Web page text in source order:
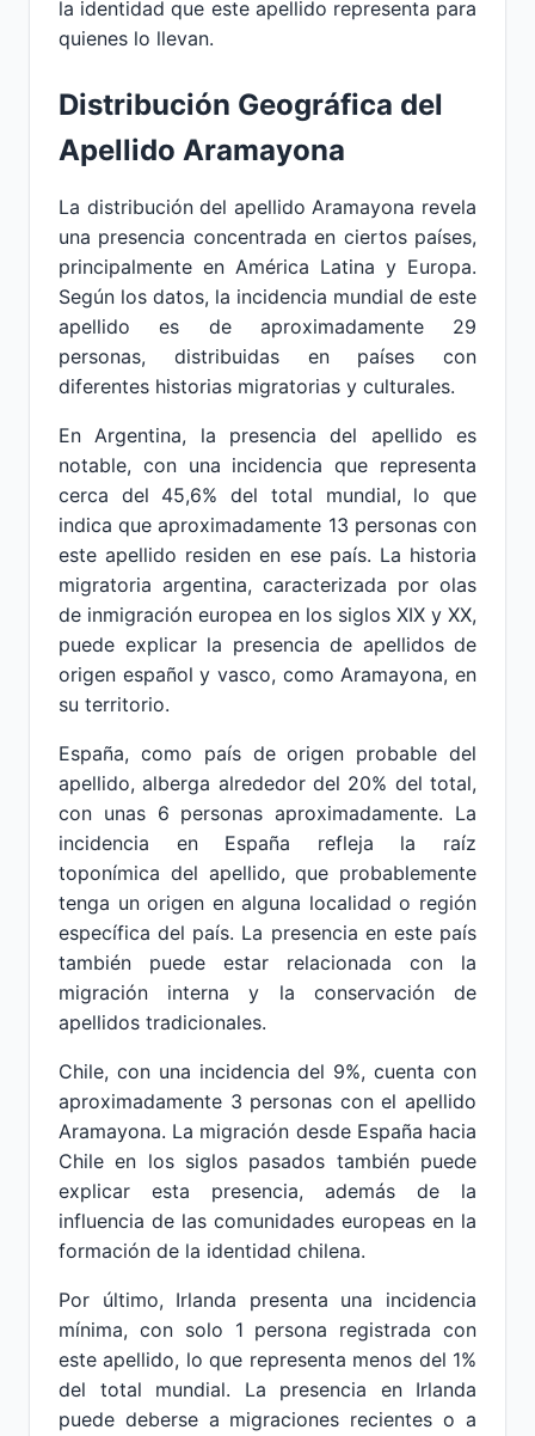
la identidad que este apellido representa para
quienes lo llevan.
Distribución Geográfica del
Apellido Aramayona
La distribución del apellido Aramayona revela
una presencia concentrada en ciertos países,
principalmente en América Latina y Europa.
Según los datos, la incidencia mundial de este
apellido es de aproximadamente 29
personas, distribuidas en países con
diferentes historias migratorias y culturales.
En Argentina, la presencia del apellido es
notable, con una incidencia que representa
cerca del 45,6% del total mundial, lo que
indica que aproximadamente 13 personas con
este apellido residen en ese país. La historia
migratoria argentina, caracterizada por olas
de inmigración europea en los siglos XIX y XX,
puede explicar la presencia de apellidos de
origen español y vasco, como Aramayona, en
su territorio.
España, como país de origen probable del
apellido, alberga alrededor del 20% del total,
con unas 6 personas aproximadamente. La
incidencia en España refleja la raíz
toponímica del apellido, que probablemente
tenga un origen en alguna localidad o región
específica del país. La presencia en este país
también puede estar relacionada con la
migración interna y la conservación de
apellidos tradicionales.
Chile, con una incidencia del 9%, cuenta con
aproximadamente 3 personas con el apellido
Aramayona. La migración desde España hacia
Chile en los siglos pasados también puede
explicar esta presencia, además de la
influencia de las comunidades europeas en la
formación de la identidad chilena.
Por último, Irlanda presenta una incidencia
mínima, con solo 1 persona registrada con
este apellido, lo que representa menos del 1%
del total mundial. La presencia en Irlanda
puede deberse a migraciones recientes o a